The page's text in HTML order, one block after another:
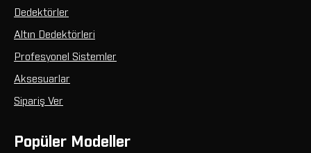
Dedektörler
Altın Dedektörleri
Profesyonel Sistemler
Aksesuarlar
Sipariş Ver
Popüler Modeller